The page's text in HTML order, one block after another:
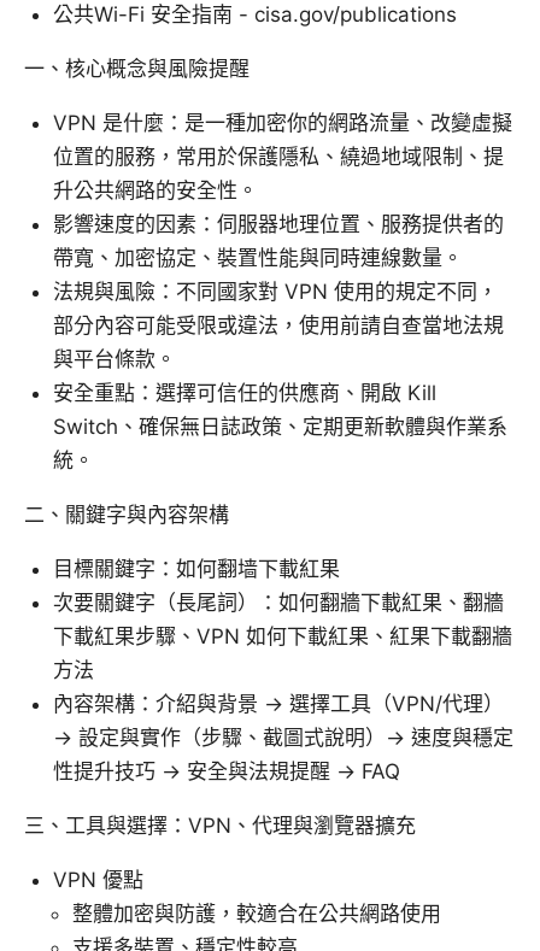
公共Wi-Fi 安全指南 - cisa.gov/publications
一、核心概念與風險提醒
VPN 是什麼：是一種加密你的網路流量、改變虛擬
位置的服務，常用於保護隱私、繞過地域限制、提
升公共網路的安全性。
影響速度的因素：伺服器地理位置、服務提供者的
帶寬、加密協定、裝置性能與同時連線數量。
法規與風險：不同國家對 VPN 使用的規定不同，
部分內容可能受限或違法，使用前請自查當地法規
與平台條款。
安全重點：選擇可信任的供應商、開啟 Kill
Switch、確保無日誌政策、定期更新軟體與作業系
統。
二、關鍵字與內容架構
目標關鍵字：如何翻墙下載紅果
次要關鍵字（長尾詞）：如何翻牆下載紅果、翻牆
下載紅果步驟、VPN 如何下載紅果、紅果下載翻牆
方法
內容架構：介紹與背景 → 選擇工具（VPN/代理）
→ 設定與實作（步驟、截圖式說明）→ 速度與穩定
性提升技巧 → 安全與法規提醒 → FAQ
三、工具與選擇：VPN、代理與瀏覽器擴充
VPN 優點
整體加密與防護，較適合在公共網路使用